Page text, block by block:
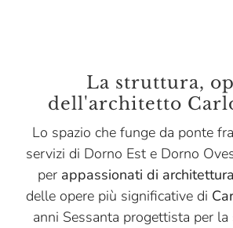
La struttura,
dell'architetto
Lo spazio che funge da ponte
servizi di Dorno Est e Dorno
per appassionati di architettura
delle opere più significative di
anni Sessanta progettista per la